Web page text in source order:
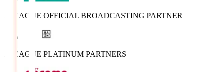
J.LEAGUE OFFICIAL BROADCASTING PARTNER
J.LEAGUE PLATINUM PARTNERS